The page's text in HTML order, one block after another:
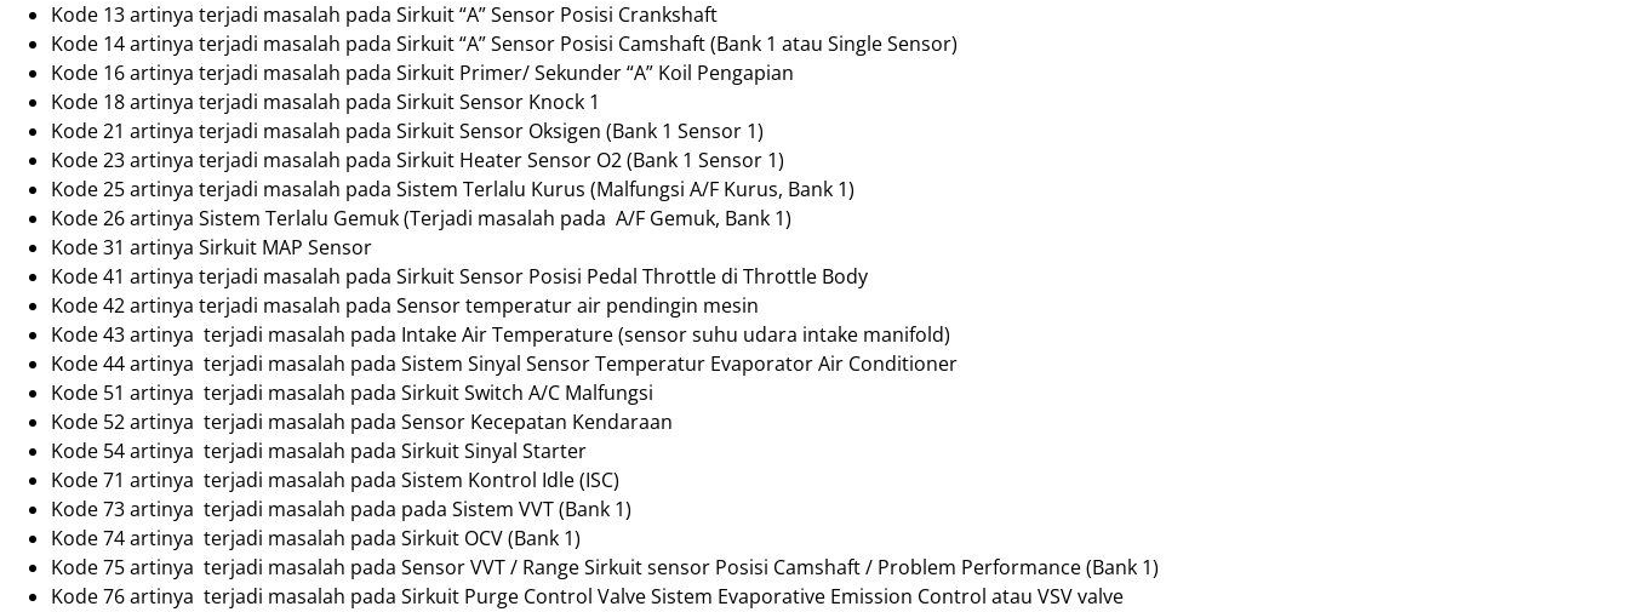
Kode 13 artinya terjadi masalah pada Sirkuit “A” Sensor Posisi Crankshaft
Kode 14 artinya terjadi masalah pada Sirkuit “A” Sensor Posisi Camshaft (Bank 1 atau Single Sensor)
Kode 16 artinya terjadi masalah pada Sirkuit Primer/ Sekunder “A” Koil Pengapian
Kode 18 artinya terjadi masalah pada Sirkuit Sensor Knock 1
Kode 21 artinya terjadi masalah pada Sirkuit Sensor Oksigen (Bank 1 Sensor 1)
Kode 23 artinya terjadi masalah pada Sirkuit Heater Sensor O2 (Bank 1 Sensor 1)
Kode 25 artinya terjadi masalah pada Sistem Terlalu Kurus (Malfungsi A/F Kurus, Bank 1)
Kode 26 artinya Sistem Terlalu Gemuk (Terjadi masalah pada A/F Gemuk, Bank 1)
Kode 31 artinya Sirkuit MAP Sensor
Kode 41 artinya terjadi masalah pada Sirkuit Sensor Posisi Pedal Throttle di Throttle Body
Kode 42 artinya terjadi masalah pada Sensor temperatur air pendingin mesin
Kode 43 artinya terjadi masalah pada Intake Air Temperature (sensor suhu udara intake manifold)
Kode 44 artinya terjadi masalah pada Sistem Sinyal Sensor Temperatur Evaporator Air Conditioner
Kode 51 artinya terjadi masalah pada Sirkuit Switch A/C Malfungsi
Kode 52 artinya terjadi masalah pada Sensor Kecepatan Kendaraan
Kode 54 artinya terjadi masalah pada Sirkuit Sinyal Starter
Kode 71 artinya terjadi masalah pada Sistem Kontrol Idle (ISC)
Kode 73 artinya terjadi masalah pada pada Sistem VVT (Bank 1)
Kode 74 artinya terjadi masalah pada Sirkuit OCV (Bank 1)
Kode 75 artinya terjadi masalah pada Sensor VVT / Range Sirkuit sensor Posisi Camshaft / Problem Performance (Bank 1)
Kode 76 artinya terjadi masalah pada Sirkuit Purge Control Valve Sistem Evaporative Emission Control atau VSV valve